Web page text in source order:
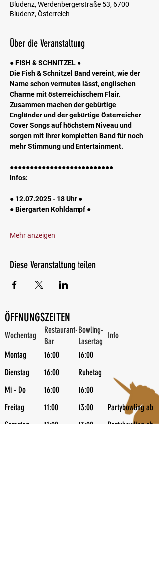
Bludenz, Werdenbergerstraße 53, 6700
Bludenz, Österreich
Über die Veranstaltung
● FISH & SCHNITZEL ●
Die Fish & Schnitzel Band vereint, wie der
Name schon vermuten lässt, englischen
Charme mit österreichischem Flair.
Zusammen machen der gebürtige
Engländer und der gebürtige Österreicher
Cover Songs auf höchstem Niveau und
sorgen mit Ihrer kompletten Band für noch
mehr Stimmung und Entertainment.
●●●●●●●●●●●●●●●●●●●●●●●●●●
Infos:
● 12.07.2025 - 18 Uhr ●
● Biergarten Kohldampf ●
Mehr anzeigen
Diese Veranstaltung teilen
ÖFFNUNGSZEITEN
Wochentag
Restaurant-
Bar
Bowling-
Lasertag
Info
Montag
16:00
16:00
Dienstag
16:00
Ruhetag
Mi - Do
16:00
16:00
Freitag
11:00 13:00
Partybowling ab
Samstag
11:00 13:00
Partybowling ab